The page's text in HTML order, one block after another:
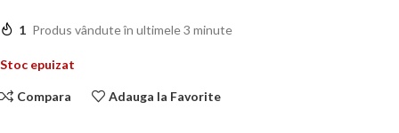
1 Produs vândute în ultimele 3 minute
Stoc epuizat
Compara Adauga la Favorite